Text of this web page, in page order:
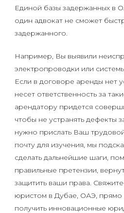
Единой базы задержанных в
один адвокат не сможет
задержанного.
Например, Вы выявили
электропроводки или
Если в договоре аренды нет
несет ответственность за
арендатору придется
чтобы не устранять дефекты
нужно прислать Ваш
почту для изучения, мы
сделать дальнейшие шаги,
правильные претензии,
защитить ваши права.
юристом в Дубае, ОАЭ, прямо
получить инновационные